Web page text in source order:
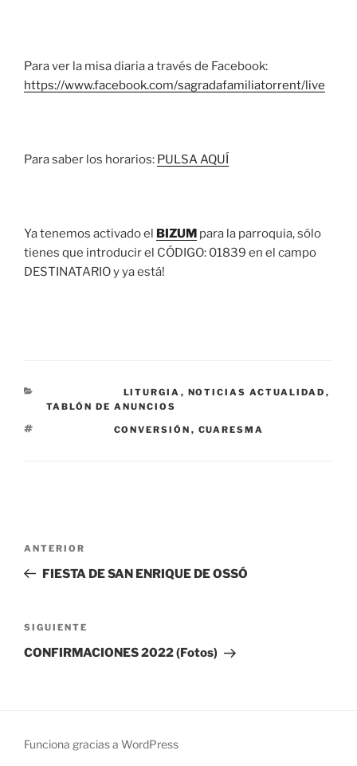
Para ver la misa diaria a través de Facebook:
https://www.facebook.com/sagradafamiliatorrent/live
Para saber los horarios: PULSA AQUÍ
Ya tenemos activado el BIZUM para la parroquia, sólo
tienes que introducir el CÓDIGO: 01839 en el campo
DESTINATARIO y ya está!
LITURGIA , NOTICIAS ACTUALIDAD ,
TABLÓN DE ANUNCIOS
CONVERSIÓN , CUARESMA
v
e
a
e
ANTERIOR
FIESTA DE SAN ENRIQUE DE OSSÓ
SIGUIENTE
CONFIRMACIONES 2022 (Fotos)
Funciona gracias a WordPress